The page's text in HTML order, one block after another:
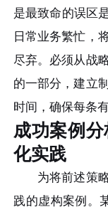
是最致命的误区
日常业务繁忙，
尽弃。必须从战
的一部分，建立
时间，确保每条
成功案例
化实践
为将前述策略
践的虚构案例。